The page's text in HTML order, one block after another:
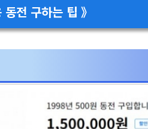
동전 구하는 팁 》